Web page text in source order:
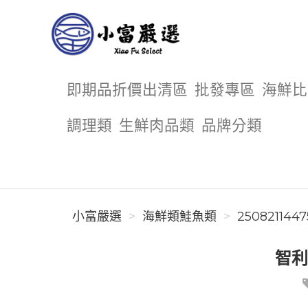
即期品折價出清區 批發專區 海鮮
調理類 生鮮肉品類 品牌分類
小富嚴選 海鮮類鮭魚類
智